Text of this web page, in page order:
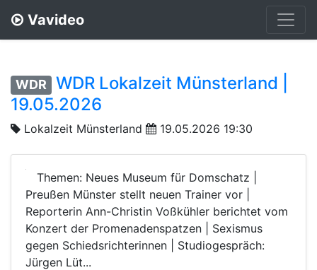
Vavideo
WDR
WDR Lokalzeit Münsterland |
19.05.2026
Lokalzeit Münsterland 19.05.2026 19:30
Themen: Neues Museum für Domschatz |
Preußen Münster stellt neuen Trainer vor |
Reporterin Ann-Christin Voßkühler berichtet vom
Konzert der Promenadenspatzen | Sexismus
gegen Schiedsrichterinnen | Studiogespräch:
Jürgen Lüt...